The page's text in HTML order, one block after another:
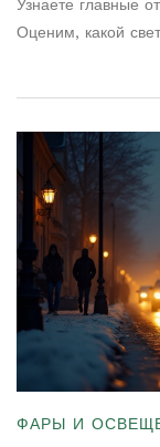
Узнаете главные
Оценим, какой
ФАРЫ И